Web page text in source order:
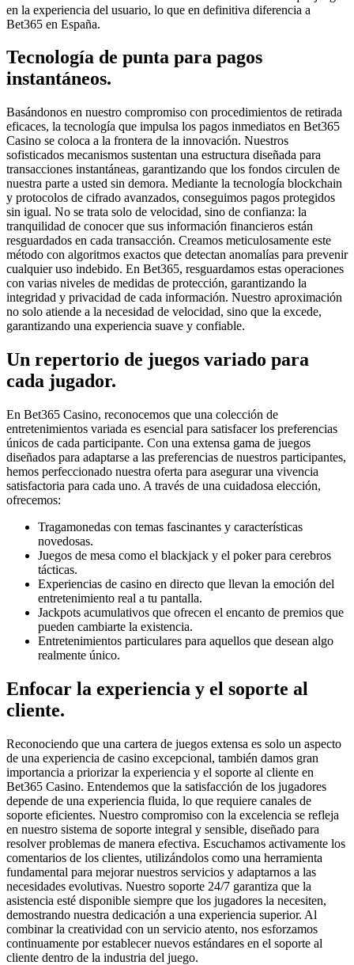
en la experiencia del usuario, lo que en definitiva diferencia a
Bet365 en España.
Tecnología de punta para pagos
instantáneos.
Basándonos en nuestro compromiso con procedimientos de retirada
eficaces, la tecnología que impulsa los pagos inmediatos en Bet365
Casino se coloca a la frontera de la innovación. Nuestros
sofisticados mecanismos sustentan una estructura diseñada para
transacciones instantáneas, garantizando que los fondos circulen de
nuestra parte a usted sin demora. Mediante la tecnología blockchain
y protocolos de cifrado avanzados, conseguimos pagos protegidos
sin igual. No se trata solo de velocidad, sino de confianza: la
tranquilidad de conocer que sus información financieros están
resguardados en cada transacción. Creamos meticulosamente este
método con algoritmos exactos que detectan anomalías para prevenir
cualquier uso indebido. En Bet365, resguardamos estas operaciones
con varias niveles de medidas de protección, garantizando la
integridad y privacidad de cada información. Nuestro aproximación
no solo atiende a la necesidad de velocidad, sino que la excede,
garantizando una experiencia suave y confiable.
Un repertorio de juegos variado para
cada jugador.
En Bet365 Casino, reconocemos que una colección de
entretenimientos variada es esencial para satisfacer los preferencias
únicos de cada participante. Con una extensa gama de juegos
diseñados para adaptarse a las preferencias de nuestros participantes,
hemos perfeccionado nuestra oferta para asegurar una vivencia
satisfactoria para cada uno. A través de una cuidadosa elección,
ofrecemos:
Tragamonedas con temas fascinantes y características
novedosas.
Juegos de mesa como el blackjack y el poker para cerebros
tácticas.
Experiencias de casino en directo que llevan la emoción del
entretenimiento real a tu pantalla.
Jackpots acumulativos que ofrecen el encanto de premios que
pueden cambiarte la existencia.
Entretenimientos particulares para aquellos que desean algo
realmente único.
Enfocar la experiencia y el soporte al
cliente.
Reconociendo que una cartera de juegos extensa es solo un aspecto
de una experiencia de casino excepcional, también damos gran
importancia a priorizar la experiencia y el soporte al cliente en
Bet365 Casino. Entendemos que la satisfacción de los jugadores
depende de una experiencia fluida, lo que requiere canales de
soporte eficientes. Nuestro compromiso con la excelencia se refleja
en nuestro sistema de soporte integral y sensible, diseñado para
resolver problemas de manera efectiva. Escuchamos activamente los
comentarios de los clientes, utilizándolos como una herramienta
fundamental para mejorar nuestros servicios y adaptarnos a las
necesidades evolutivas. Nuestro soporte 24/7 garantiza que la
asistencia esté disponible siempre que los jugadores la necesiten,
demostrando nuestra dedicación a una experiencia superior. Al
combinar la creatividad con un servicio atento, nos esforzamos
continuamente por establecer nuevos estándares en el soporte al
cliente dentro de la industria del juego.